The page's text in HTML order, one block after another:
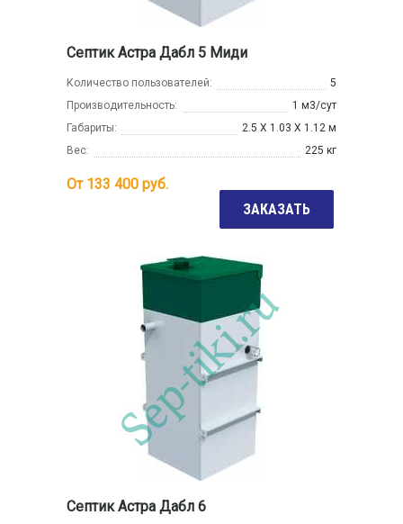
Септик Астра Дабл 5 Миди
Количество пользователей:
5
Производительность:
1 м3/сут
Габариты:
2.5 Х 1.03 Х 1.12 м
Вес:
225 кг
От 133 400 руб.
ЗАКАЗАТЬ
Септик Астра Дабл 6